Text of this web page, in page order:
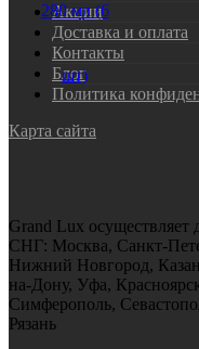
Акции
Доставка и оплата
Контакты
Блог
Политика
Карта сайта
Grand Lux осуществляет
СНГ: Москва, Санкт-
Нижний Новгород,
на-Дону, Уфа,
Симферополь,
Рязань